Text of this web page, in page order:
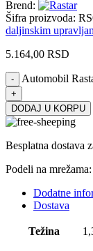
Brend:
Šifra proizvoda:
daljinskim
5.164,00 RSD
Automobil
DODAJ U KORPU
Besplatna dostava
Podeli na mrežama:
Dodatne
Dostava
Težina